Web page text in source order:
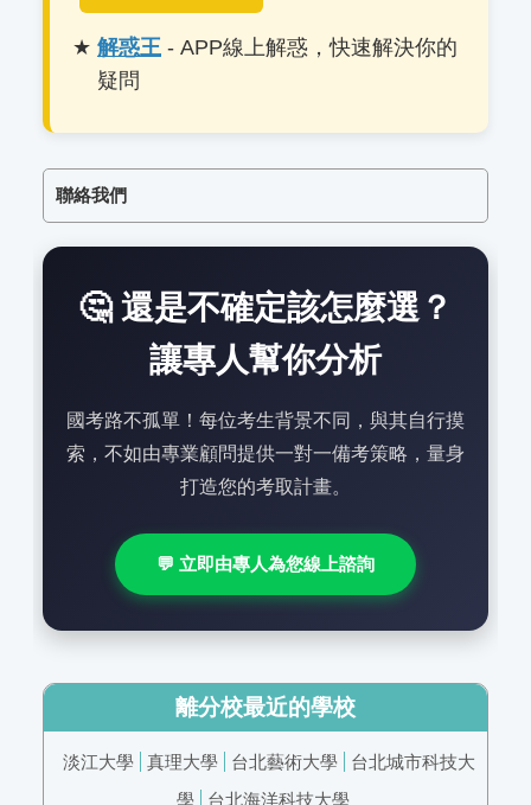
解惑王 - APP線上解惑，快速解決你的
疑問
聯絡我們
🤔 還是不確定該怎麼選？
讓專人幫你分析
國考路不孤單！每位考生背景不同，與其自行摸
索，不如由專業顧問提供一對一備考策略，量身
打造您的考取計畫。
💬 立即由專人為您線上諮詢
離分校最近的學校
淡江大學 真理大學 台北藝術大學
台北城市科技大
學
台北海洋科技大學